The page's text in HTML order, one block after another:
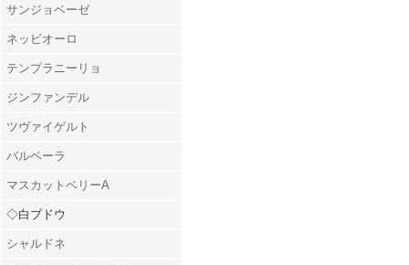
サンジョベーゼ
ネッビオーロ
テンプラニーリョ
ジンファンデル
ツヴァイゲルト
バルベーラ
マスカットベリーA
◇白ブドウ
シャルドネ